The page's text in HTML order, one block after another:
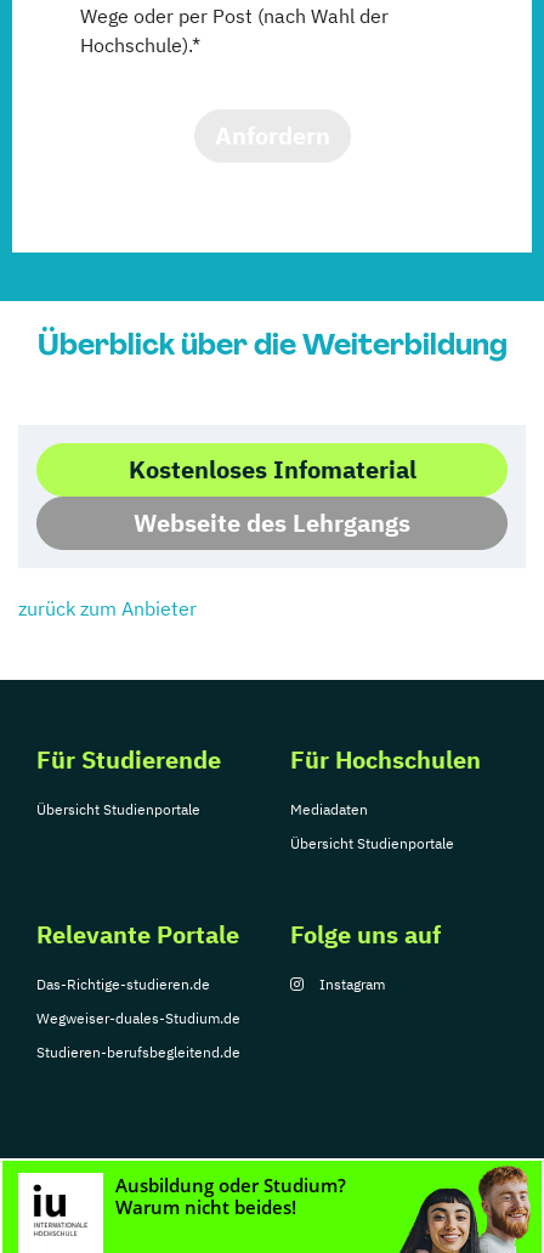
Wege oder per Post (nach Wahl der
Hochschule).*
Überblick über die Weiterbildung
Kostenloses Infomaterial
Webseite des Lehrgangs
zurück zum Anbieter
Für Studierende
Übersicht Studienportale
Für Hochschulen
Mediadaten
Übersicht Studienportale
Relevante Portale
Das-Richtige-studieren.de
Wegweiser-duales-Studium.de
Studieren-berufsbegleitend.de
Folge uns auf
Instagram
© Copyright 2026, TarGroup Media GmbH
Nutzungsbedingungen